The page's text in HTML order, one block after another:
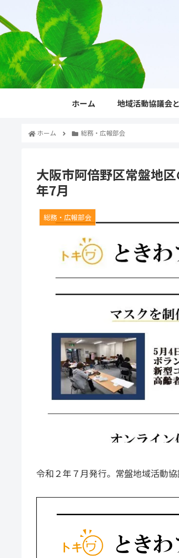
ホーム 地域活動協議会
ホーム 総務・広報部会
大阪市阿倍野区常盤地
年7月
総務・広報部会
令和２年７月発行。常盤地域活動協